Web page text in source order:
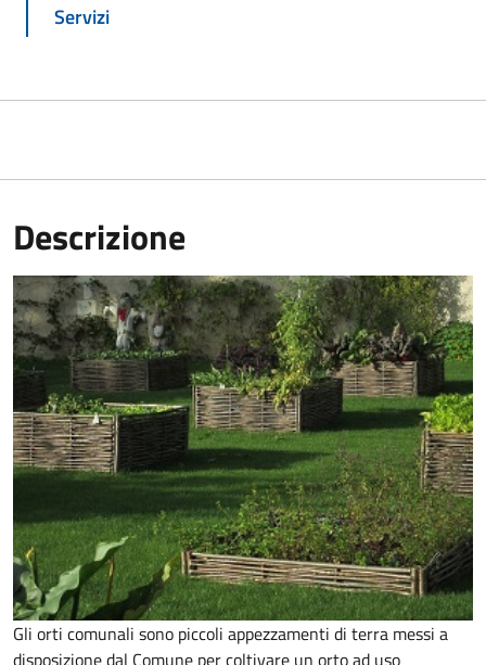
Servizi
Descrizione
Gli orti comunali sono piccoli appezzamenti di terra messi a
disposizione dal Comune per coltivare un orto ad uso